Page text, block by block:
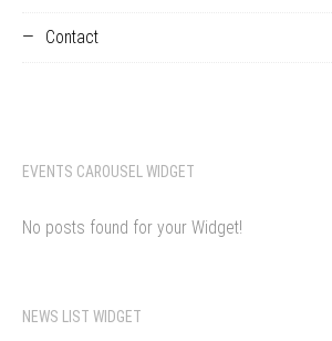
Contact
EVENTS CAROUSEL WIDGET
No posts found for your Widget!
NEWS LIST WIDGET